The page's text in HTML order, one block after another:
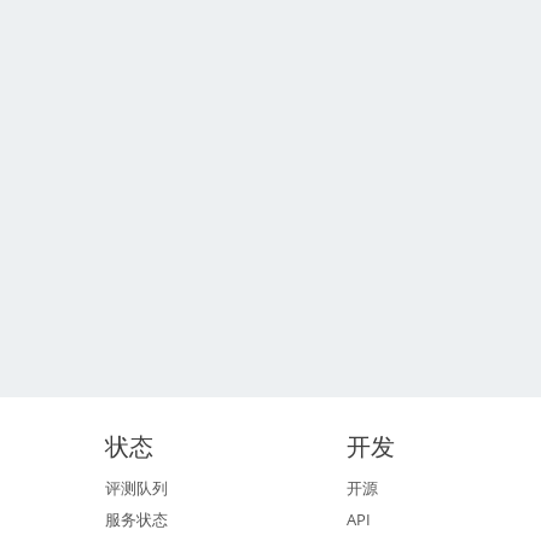
状态
评测队列
服务状态
开发
开源
API